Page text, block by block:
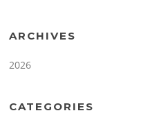
ARCHIVES
2026
CATEGORIES